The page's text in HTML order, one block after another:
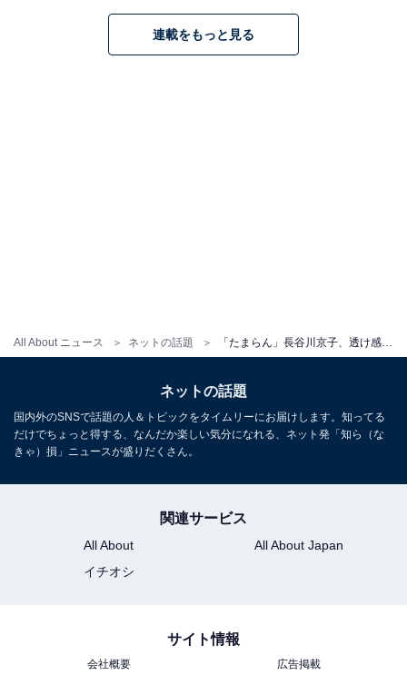
All About ニュース ネットの話題
連載をもっと見る
ネットの話題
国内外のSNSで話題の人＆トピックをタイムリーにお届けします。知ってる
だけでちょっと得する、なんだか楽しい気分になれる、ネット発「知ら（な
きゃ）損」ニュースが盛りだくさん。
関連サービス
All About
All About Japan
イチオシ
サイト情報
会社概要
広告掲載